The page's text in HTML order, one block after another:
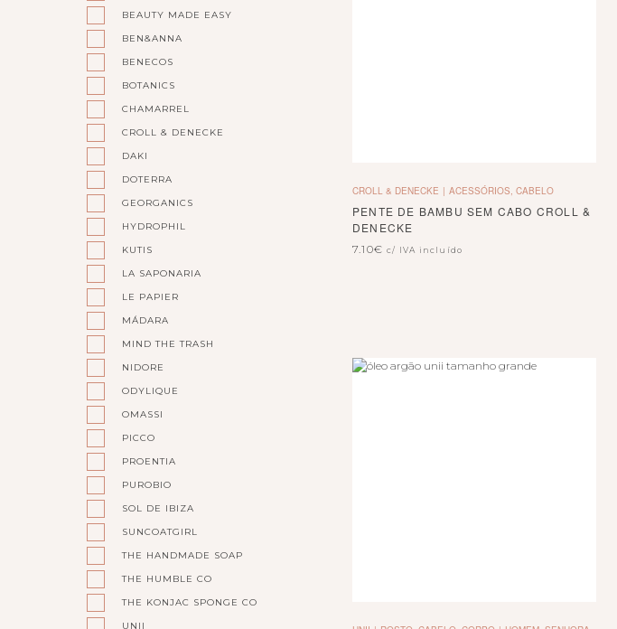
BEAUTY MADE EASY
BEN&ANNA
BENECOS
BOTANICS
CHAMARREL
CROLL & DENECKE
DAKI
DOTERRA
GEORGANICS
HYDROPHIL
KUTIS
LA SAPONARIA
LE PAPIER
MÁDARA
MIND THE TRASH
NIDORE
ODYLIQUE
OMASSI
PICCO
PROENTIA
PUROBIO
SOL DE IBIZA
SUNCOATGIRL
THE HANDMADE SOAP
THE HUMBLE CO
THE KONJAC SPONGE CO
UNII
CROLL & DENECKE ACESSÓRIOS, CABELO
PENTE DE BAMBU SEM CABO CROLL &
DENECKE
7.10€ c/ IVA incluído